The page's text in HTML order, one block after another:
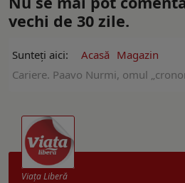
vechi de 30 zile.
Sunteți aici: Acasă Magazin
Cariere. Paavo Nurmi, omul
Viaţa Liberă